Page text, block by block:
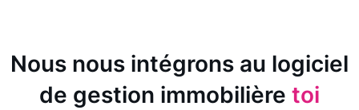
Nous nous intégrons au logiciel
de gestion immobilière toi